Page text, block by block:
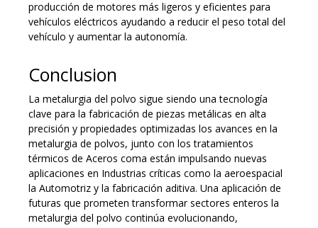
producción de motores más ligeros y eficientes para
vehículos eléctricos ayudando a reducir el peso total del
vehículo y aumentar la autonomía.
Conclusion
La metalurgia del polvo sigue siendo una tecnología
clave para la fabricación de piezas metálicas en alta
precisión y propiedades optimizadas los avances en la
metalurgia de polvos, junto con los tratamientos
térmicos de Aceros coma están impulsando nuevas
aplicaciones en Industrias críticas como la aeroespacial
la Automotriz y la fabricación aditiva. Una aplicación de
futuras que prometen transformar sectores enteros la
metalurgia del polvo continúa evolucionando,